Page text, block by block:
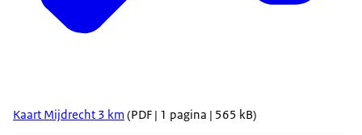
Kaart Mijdrecht 3 km (PDF | 1 pagina | 565 kB)